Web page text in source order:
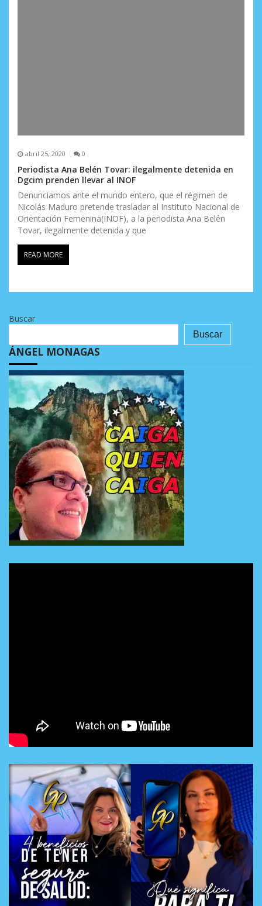
abril 25, 2020 0
Periodista Ana Belén Tovar: ilegalmente detenida en
Dgcim prenden llevar al INOF
Denunciamos ante el mundo entero, que el régimen de
Nicolás Maduro pretende trasladar al Instituto Nacional de
Orientación Femenina(INOF), a la periodista Ana Belén
Tovar, ilegalmente detenida y que
READ MORE
Buscar
Buscar
ÁNGEL MONAGAS